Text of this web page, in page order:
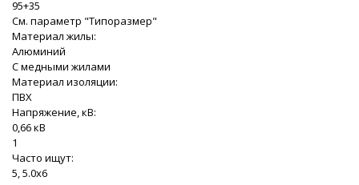
95+35
См. параметр "Типоразмер"
Материал жилы:
Алюминий
С медными жилами
Материал изоляции:
ПВХ
Напряжение, кВ:
0,66 кВ
1
Часто ищут:
5, 5.0x6